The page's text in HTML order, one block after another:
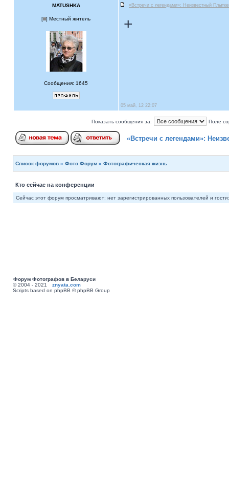
MATUSHKA «Встречи с легендами»: Неизвестный
[ ] Местный житель
Сообщения: 1645
+
05 май, 12 22:07
Показать сообщения за: Поле
«Встречи с легендами»:
Список форумов » Фото Форум » Фотографическая жизнь
Кто сейчас на конференции
Сейчас этот форум просматривают: нет зарегистрированных пользователей и
Форум Фотографов в Беларуси
© 2004 - 2021 znyata.com
Scripts based on phpBB © phpBB Group